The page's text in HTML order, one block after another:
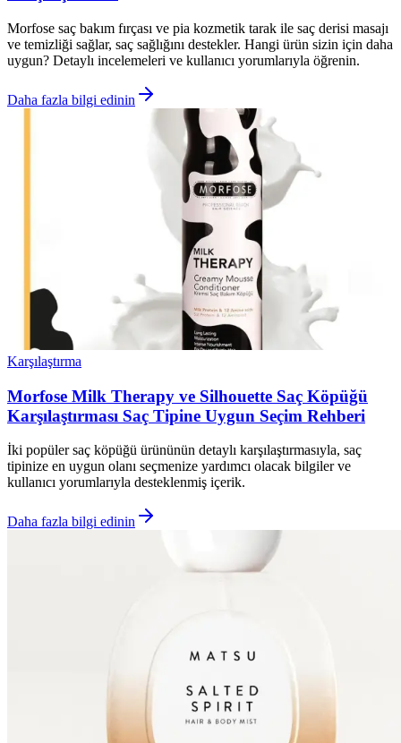
Morfose saç bakım fırçası ve pia kozmetik tarak ile saç derisi masajı
ve temizliği sağlar, saç sağlığını destekler. Hangi ürün sizin için daha
uygun? Detaylı incelemeleri ve kullanıcı yorumlarıyla öğrenin.
Daha fazla bilgi edinin
Karşılaştırma
Morfose Milk Therapy ve Silhouette Saç Köpüğü
Karşılaştırması Saç Tipine Uygun Seçim Rehberi
İki popüler saç köpüğü ürününün detaylı karşılaştırmasıyla, saç
tipinize en uygun olanı seçmenize yardımcı olacak bilgiler ve
kullanıcı yorumlarıyla desteklenmiş içerik.
Daha fazla bilgi edinin